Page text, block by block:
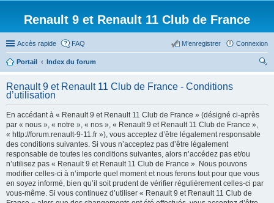
Renault 9 et Renault 11 Club de France
Accès rapide FAQ Connexion
M’enregistrer
Portail
Index du forum
ch
Renault 9 et Renault 11 Club de France - Conditions
d’utilisation
En accédant à « Renault 9 et Renault 11 Club de France » (désigné ci-après
par « nous », « notre », « nos », « Renault 9 et Renault 11 Club de France »,
« http://forum.renault-9-11.fr »), vous acceptez d’être légalement responsable
des conditions suivantes. Si vous n’acceptez pas d’être légalement
responsable de toutes les conditions suivantes, alors n’accédez pas et/ou
n’utilisez pas « Renault 9 et Renault 11 Club de France ». Nous pouvons
modifier celles-ci à n’importe quel moment et nous ferons tout pour que vous
en soyez informé, bien qu’il soit prudent de vérifier régulièrement celles-ci par
vous-même. Si vous continuez d’utiliser « Renault 9 et Renault 11 Club de